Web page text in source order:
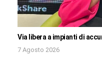
Via libera a impianti di
7 Agosto 2026